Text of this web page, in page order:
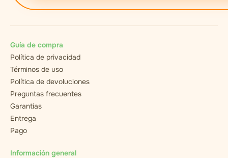
Guía de compra
Política de privacidad
Términos de uso
Política de devoluciones
Preguntas frecuentes
Garantías
Entrega
Pago
Información general